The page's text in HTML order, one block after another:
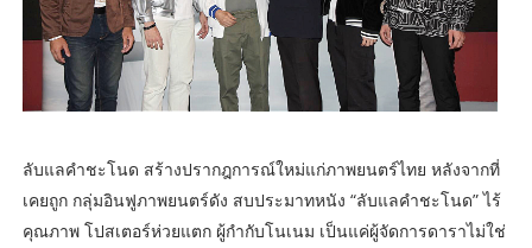
ลับแลคำชะโนด สร้างปรากฎการณ์ใหม่แก่ภาพยนตร์ไทย หลังจากที่
เคยถูก กลุ่มอินฟูภาพยนตร์ดัง สบประมาทหนัง “ลับแลคำชะโนด” ไร้
คุณภาพ โปสเตอร์ห่วยแตก ผู้กำกับโนเนม เป็นแค่ผู้จัดการดาราไม่ใช่